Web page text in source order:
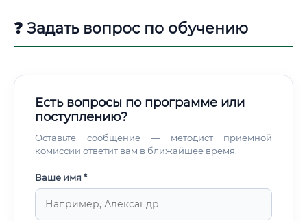
❓ Задать вопрос по обучению
Есть вопросы по программе или
поступлению?
Оставьте сообщение — методист приемной
комиссии ответит вам в ближайшее время.
Ваше имя *